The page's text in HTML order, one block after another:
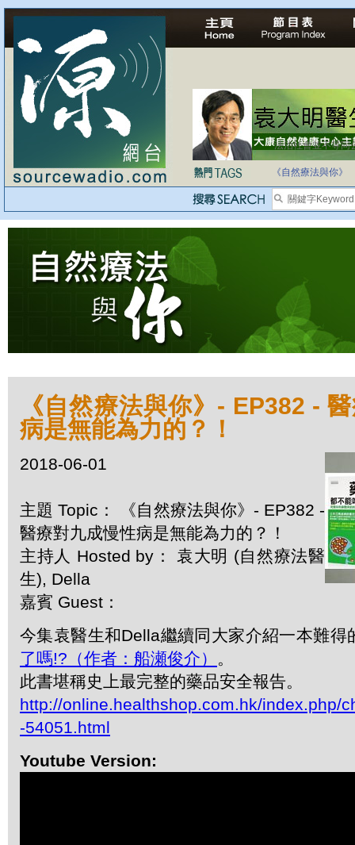
法治社會並不等同
《自然療法與你》
《自然療法與你》- EP382 -
病是無能為力的？！
2018-06-01
主題 Topic： 《自然療法與你》- EP382 -
醫療對九成慢性病是無能為力的？！
主持人 Hosted by： 袁大明 (自然療法醫
生), Della
嘉賓 Guest：
今集袁醫生和Della繼續同大家介紹一本難得
了嗎!?（作者：船瀬俊介） 。
此書堪稱史上最完整的藥品安全報告。
http://online.healthshop.com.hk/index.php/
-54051.html
Youtube Version: